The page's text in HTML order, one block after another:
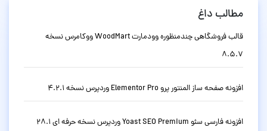
مطالب داغ
قالب فروشگاهی چندمنظوره وودمارت WoodMart ووکامرس نسخه
8.5.7
افزونه صفحه ساز المنتور پرو Elementor Pro وردپرس نسخه 4.2.1
افزونه فارسی سئو Yoast SEO Premium وردپرس نسخه حرفه ای 28.1